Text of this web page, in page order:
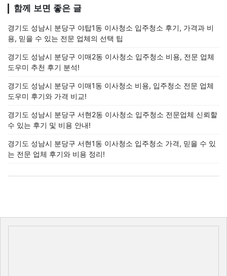
함께 보면 좋은 글
경기도 성남시 분당구 야탑1동 이사청소 입주청소 후기, 가격과 비
용, 믿을 수 있는 전문 업체의 선택 팁
경기도 성남시 분당구 이매2동 이사청소 입주청소 비용, 전문 업체
도우미 추천 후기 분석!
경기도 성남시 분당구 이매1동 이사청소 비용, 입주청소 전문 업체
도우미 후기와 가격 비교!
경기도 성남시 분당구 서현2동 이사청소 입주청소 전문업체 신뢰할
수 있는 후기 및 비용 안내!
경기도 성남시 분당구 서현1동 이사청소 입주청소 가격, 믿을 수 있
는 전문 업체 후기와 비용 정리!